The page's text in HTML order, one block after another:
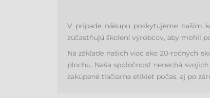
V prípade nákupu poskytujeme našim
zúčastňujú školení výrobcov, aby mohli
Na základe našich viac ako 20-ročných
plochu. Naša spoločnosť nenechá
zakúpené tlačiarne etikiet počas, aj po